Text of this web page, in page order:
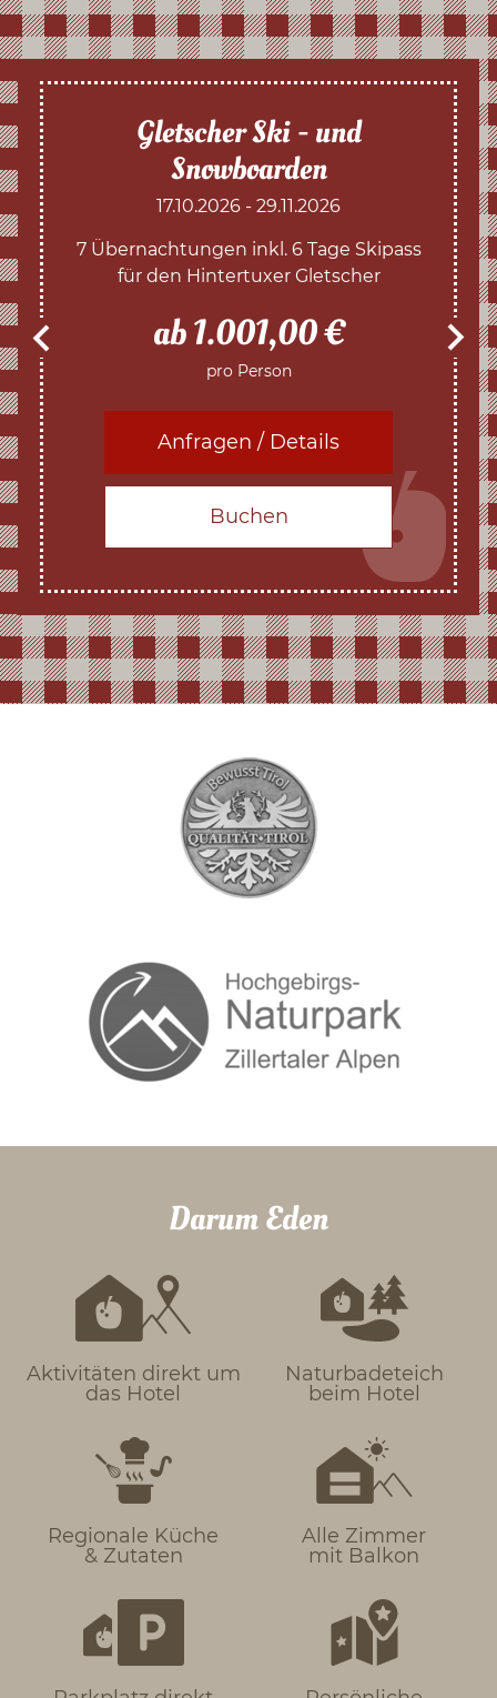
Gletscher Ski - und
Snowboarden
17.10.2026 - 29.11.2026
7 Übernachtungen inkl. 6 Tage Skipass
für den Hintertuxer Gletscher
ab 1.001,00 €
pro Person
Anfragen / Details
Buchen
Darum Eden
Aktivitäten direkt um
das Hotel
Naturbadeteich
beim Hotel
Regionale Küche
& Zutaten
Alle Zimmer
mit Balkon